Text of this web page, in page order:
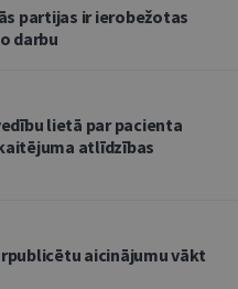
partijas ir ierobežotas
darbu
lietā par pacienta
atlīdzības
aicinājumu vākt